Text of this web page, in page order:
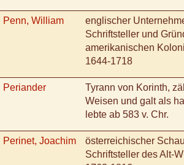
Penn, William
englischer
Schriftsteller und
amerikanischen
1644-1718
Periander
Tyrann von Korinth,
Weisen und galt als
lebte ab 583 v. Chr.
Perinet, Joachim
österreichischer
Schriftsteller des Alt-